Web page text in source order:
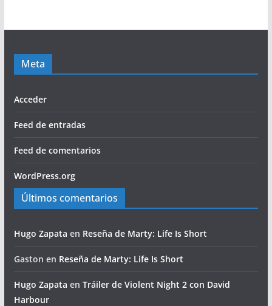
Meta
Acceder
Feed de entradas
Feed de comentarios
WordPress.org
Últimos comentarios
Hugo Zapata en Reseña de Marty: Life Is Short
Gaston en Reseña de Marty: Life Is Short
Hugo Zapata en Tráiler de Violent Night 2 con David
Harbour